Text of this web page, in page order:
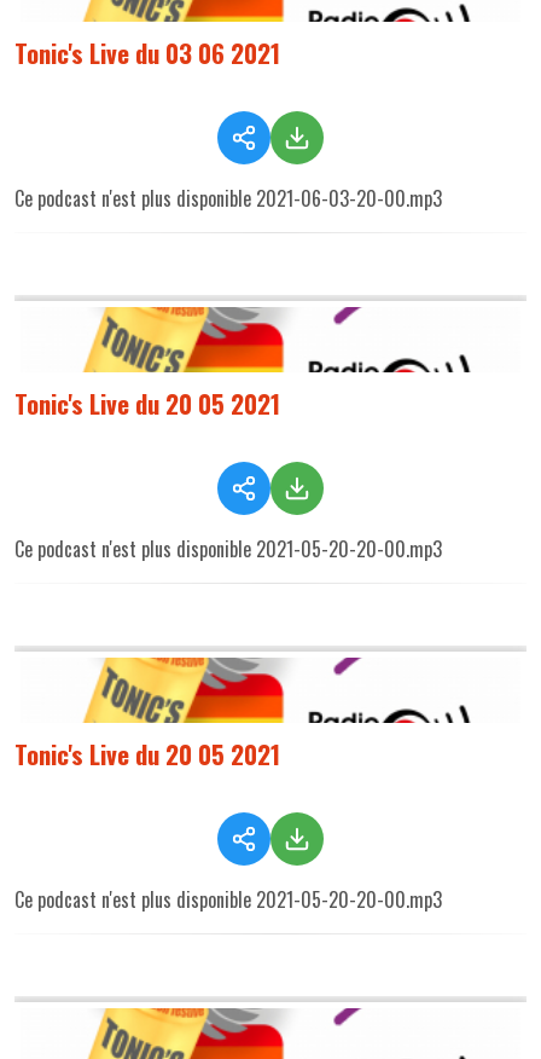
Tonic's Live du 03 06 2021
Ce podcast n'est plus disponible 2021-06-03-20-00.mp3
Tonic's Live du 20 05 2021
Ce podcast n'est plus disponible 2021-05-20-20-00.mp3
Tonic's Live du 20 05 2021
Ce podcast n'est plus disponible 2021-05-20-20-00.mp3